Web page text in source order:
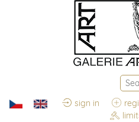
sign in